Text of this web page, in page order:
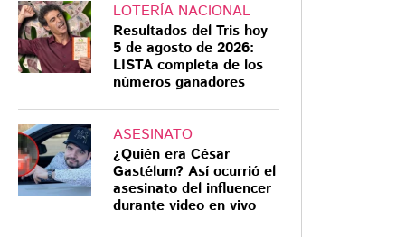
LOTERÍA NACIONAL
Resultados del Tris hoy
5 de agosto de 2026:
LISTA completa de los
números ganadores
ASESINATO
¿Quién era César
Gastélum? Así ocurrió el
asesinato del influencer
durante video en vivo